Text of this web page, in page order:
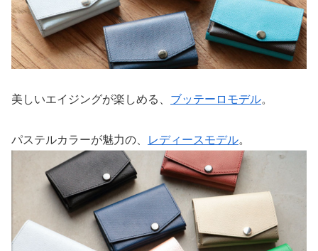
美しいエイジングが楽しめる、 ブッテーロモデル。
パステルカラーが魅力の、 レディースモデル。